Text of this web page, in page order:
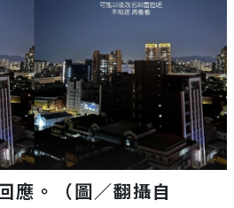
應。（圖／翻攝自